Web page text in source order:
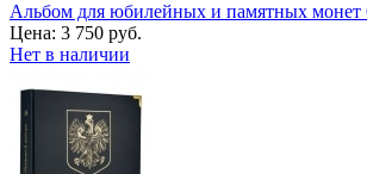
Альбом для юбилейных и памятных
Цена: 3 750 руб.
Нет в наличии